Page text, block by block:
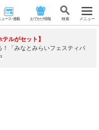
ュース･連載 おでかけ情報 検 索 メニュー
ルがセット】
「みなとみらいフェスティバ